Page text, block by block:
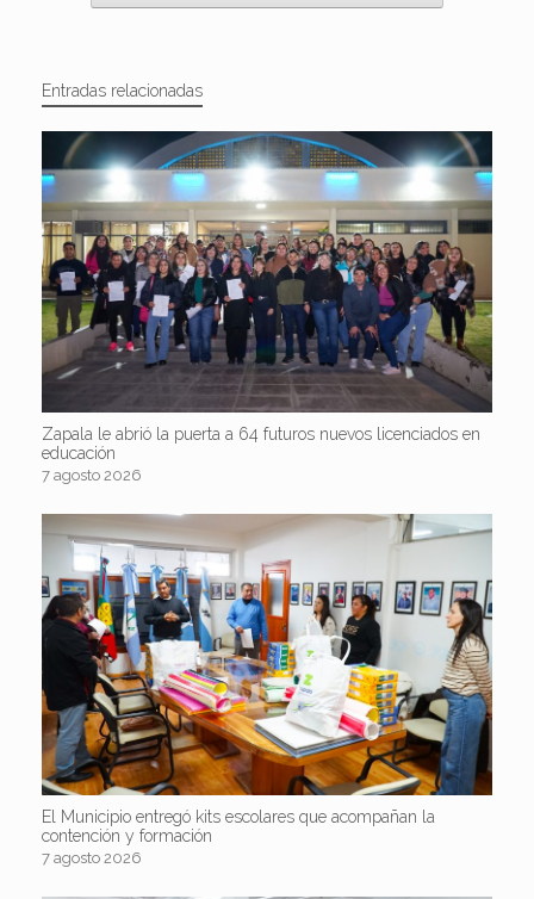
Entradas relacionadas
Zapala le abrió la puerta a 64 futuros nuevos licenciados en
educación
7 agosto 2026
El Municipio entregó kits escolares que acompañan la
contención y formación
7 agosto 2026